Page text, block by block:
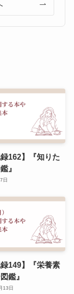
録162】『知りた
』
日
録149】『栄養素
鑑』
13日